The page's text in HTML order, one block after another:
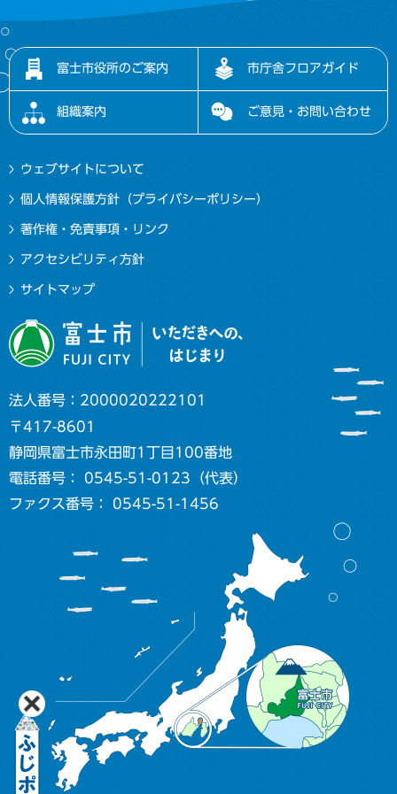
富士市役所のご案内 市庁舎フロアガイド
組織案内 ご意見・お問い合わせ
ウェブサイトについて
個人情報保護方針（プライバシーポリシー）
著作権・免責事項・リンク
アクセシビリティ方針
サイトマップ
法人番号：2000020222101
〒417-8601
静岡県富士市永田町1丁目100番地
電話番号： 0545-51-0123（代表）
ファクス番号： 0545-51-1456